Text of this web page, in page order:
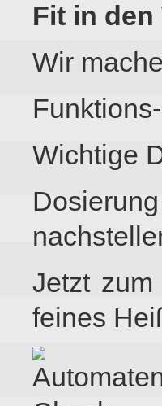
Fit in den
Wir
Wichtige
Jetzt
feines